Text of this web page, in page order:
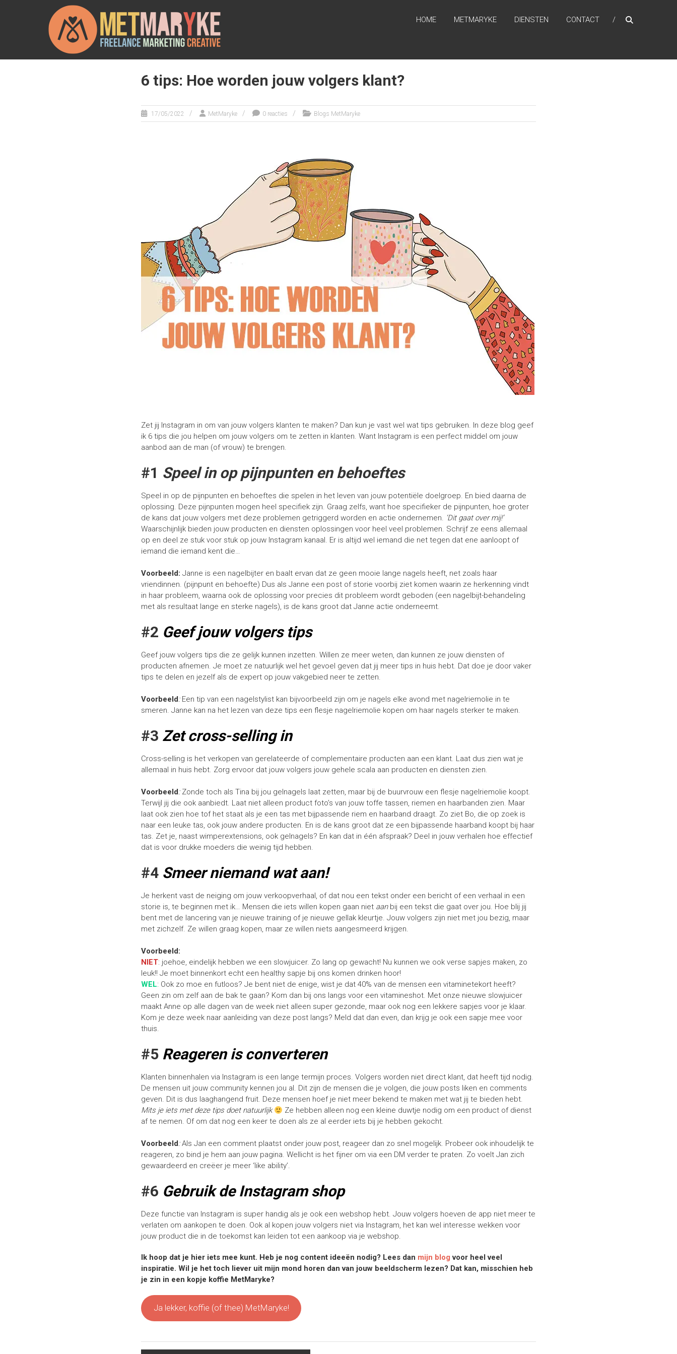
METMARYKE
Freelance
marketing
creative
HOME METMARYKE DIENSTEN CONTACT
6 tips: Hoe worden jouw volgers klant?
17/05/2022 MetMaryke 0 reacties Blogs MetMaryke
Zet jij Instagram in om van jouw volgers klanten te maken? Dan kun je vast wel wat tips gebruiken. In deze blog geef
ik 6 tips die jou helpen om jouw volgers om te zetten in klanten. Want Instagram is een perfect middel om jouw
aanbod aan de man (of vrouw) te brengen.
#1 Speel in op pijnpunten en behoeftes
Speel in op de pijnpunten en behoeftes die spelen in het leven van jouw potentiële doelgroep. En bied daarna de
oplossing. Deze pijnpunten mogen heel specifiek zijn. Graag zelfs, want hoe specifieker de pijnpunten, hoe groter
de kans dat jouw volgers met deze problemen getriggerd worden en actie ondernemen. ‘Dit gaat over mij!’
Waarschijnlijk bieden jouw producten en diensten oplossingen voor heel veel problemen. Schrijf ze eens allemaal
op en deel ze stuk voor stuk op jouw Instagram kanaal. Er is altijd wel iemand die net tegen dat ene aanloopt of
iemand die iemand kent die…
Voorbeeld:Janne is een nagelbijter en baalt ervan dat ze geen mooie lange nagels heeft, net zoals haar
vriendinnen. (pijnpunt en behoefte) Dus als Janne een post of storie voorbij ziet komen waarin ze herkenning vindt
in haar probleem, waarna ook de oplossing voor precies dit probleem wordt geboden (een nagelbijt-behandeling
met als resultaat lange en sterke nagels), is de kans groot dat Janne actie onderneemt.
#2 Geef jouw volgers tips
Geef jouw volgers tips die ze gelijk kunnen inzetten. Willen ze meer weten, dan kunnen ze jouw diensten of
producten afnemen. Je moet ze natuurlijk wel het gevoel geven dat jij meer tips in huis hebt. Dat doe je door vaker
tips te delen en jezelf als de expert op jouw vakgebied neer te zetten.
Voorbeeld:Een tip van een nagelstylist kan bijvoorbeeld zijn om je nagels elke avond met nagelriemolie in te
smeren. Janne kan na het lezen van deze tips een flesje nagelriemolie kopen om haar nagels sterker te maken.
#3 Zet cross-selling in
Cross-selling is het verkopen van gerelateerde of complementaire producten aan een klant. Laat dus zien wat je
allemaal in huis hebt. Zorg ervoor dat jouw volgers jouw gehele scala aan producten en diensten zien.
Voorbeeld: Zonde toch als Tina bij jou gelnagels laat zetten, maar bij de buurvrouw een flesje nagelriemolie koopt.
Terwijl jij die ook aanbiedt. Laat niet alleen product foto’s van jouw toffe tassen, riemen en haarbanden zien. Maar
laat ook zien hoe tof het staat als je een tas met bijpassende riem en haarband draagt. Zo ziet Bo, die op zoek is
naar een leuke tas, ook jouw andere producten. En is de kans groot dat ze een bijpassende haarband koopt bij haar
tas. Zet je, naast wimperextensions, ook gelnagels? En kan dat in één afspraak? Deel in jouw verhalen hoe effectief
dat is voor drukke moeders die weinig tijd hebben.
#4 Smeer niemand wat aan!
Je herkent vast de neiging om jouw verkoopverhaal, of dat nou een tekst onder een bericht of een verhaal in een
storie is, te beginnen met ik… Mensen die iets willen kopen gaan niet aan bij een tekst die gaat over jou. Hoe blij jij
bent met de lancering van je nieuwe training of je nieuwe gellak kleurtje. Jouw volgers zijn niet met jou bezig, maar
met zichzelf. Ze willen graag kopen, maar ze willen niets aangesmeerd krijgen.
Voorbeeld:
NIET: joehoe, eindelijk hebben we een slowjuicer. Zo lang op gewacht! Nu kunnen we ook verse sapjes maken, zo
leuk!! Je moet binnenkort echt een healthy sapje bij ons komen drinken hoor!
WEL: Ook zo moe en futloos? Je bent niet de enige, wist je dat 40% van de mensen een vitaminetekort heeft?
Geen zin om zelf aan de bak te gaan? Kom dan bij ons langs voor een vitamineshot. Met onze nieuwe slowjuicer
maakt Anne op alle dagen van de week niet alleen super gezonde, maar ook nog een lekkere sapjes voor je klaar.
Kom je deze week naar aanleiding van deze post langs? Meld dat dan even, dan krijg je ook een sapje mee voor
thuis.
#5 Reageren is converteren
Klanten binnenhalen via Instagram is een lange termijn proces. Volgers worden niet direct klant, dat heeft tijd nodig.
De mensen uit jouw community kennen jou al. Dit zijn de mensen die je volgen, die jouw posts liken en comments
geven. Dit is dus laaghangend fruit. Deze mensen hoef je niet meer bekend te maken met wat jij te bieden hebt.
Mits je iets met deze tips doet natuurlijk
Ze hebben alleen nog een kleine duwtje nodig om een product of dienst
af te nemen. Of om dat nog een keer te doen als ze al eerder iets bij je hebben gekocht.
Voorbeeld:Als Jan een comment plaatst onder jouw post, reageer dan zo snel mogelijk. Probeer ook inhoudelijk te
reageren, zo bind je hem aan jouw pagina. Wellicht is het fijner om via een DM verder te praten. Zo voelt Jan zich
gewaardeerd en creëer je meer ‘like ability’.
#6 Gebruik de Instagram shop
Deze functie van Instagram is super handig als je ook een webshop hebt. Jouw volgers hoeven de app niet meer te
verlaten om aankopen te doen. Ook al kopen jouw volgers niet via Instagram, het kan wel interesse wekken voor
jouw product die in de toekomst kan leiden tot een aankoop via je webshop.
Ik hoop dat je hier iets mee kunt. Heb je nog content ideeën nodig? Lees dan mijn blog voor heel veel
inspiratie. Wil je het toch liever uit mijn mond horen dan van jouw beeldscherm lezen? Dat kan, misschien heb
je zin in een kopje koffie MetMaryke?
Ja lekker, koffie (of thee) MetMaryke!